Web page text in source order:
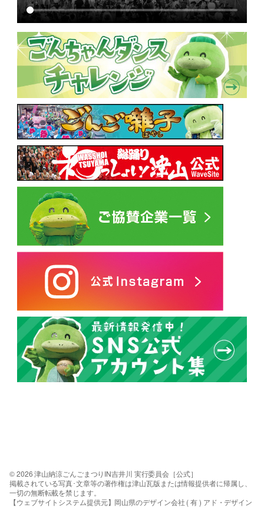
© 2026 津山納涼ごんごまつりIN吉井川 実行委員会［公式］
掲載されている写真･文章等の著作権は津山瓦版または情報提供者に帰属し、
一切の無断転載を禁じます。
【ウェブサイトシステム提供元】岡山県のデザイン会社 ( 有 ) アド・デザイン